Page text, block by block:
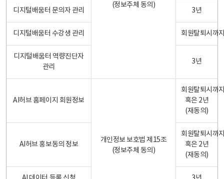
(정보주체 동의)
디지털배움터 문의자 관리 3년
디지털배움터 수강생 관리 회원탈퇴시까
디지털배움터 역량진단자
관리
3년
AI허브 홈페이지 회원정보
개인정보 보호법 제15조
(정보주체 동의)
회원탈퇴시까
혹은 2년
(재동의)
AI허브 홍보동의 정보
회원탈퇴시까
혹은 2년
(재동의)